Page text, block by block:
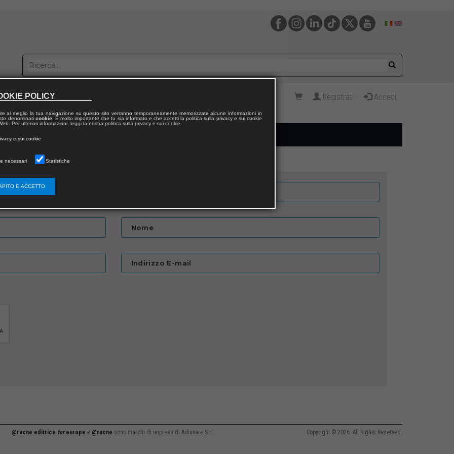
con noi Registrati Accedi
Nome
Indirizzo E-mail
@racne editrice foreurope e @racne sono marchi di impresa di Adiuvare S.r.l. Copyright © 2026. All Rights Reserved.
POLICY
al meglio la tua navigazione su questo sito verranno temporaneamente memorizzate alcune informazioni in
denominati cookie. È molto importante che tu sia informato e che accetti la politica sulla privacy e sui cookie
Per ulteriori informazioni, leggi la nostra politica sulla privacy e sui cookie.
e sui cookie
necessari Statistiche
E ACCETTO